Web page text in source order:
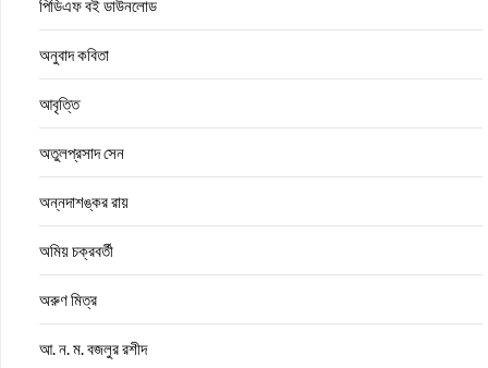
পিডিএফ বই ডাউনলোড
অনুবাদ কবিতা
আবৃত্তি
অতুলপ্রসাদ সেন
অন্নদাশঙ্কর রায়
অমিয় চক্রবর্তী
অরুণ মিত্র
আ. ন. ম. বজলুর রশীদ